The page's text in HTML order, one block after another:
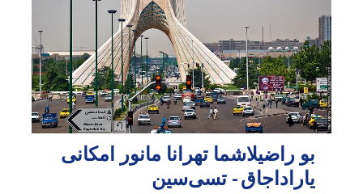
بو راضیلاشما تهرانا مانور امکانی
یاراداجاق - تسی‌سین